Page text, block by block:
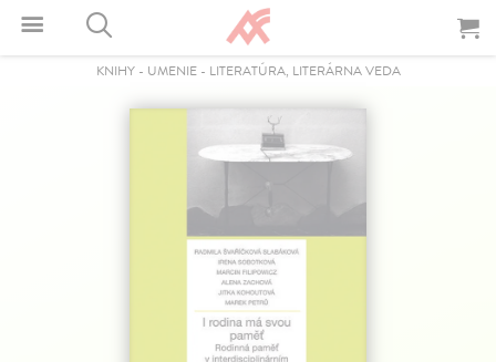
KNIHY- UMENIE- LITERATÚRA, LITERÁRNA VEDA